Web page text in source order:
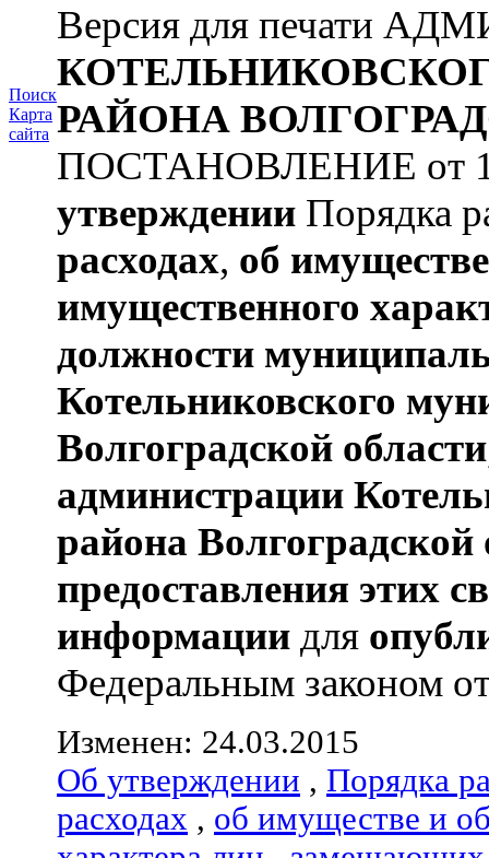
Поиск
Карта
сайта
Версия для печати
РАЙОНА
ПОСТАНОВЛЕНИЕ от
утверждении Порядка
расходах, об
имущественного
должности
Котельниковского
Волгоградской области
администрации
района Волгоградской
предоставления этих
информации для
Федеральным законом
Изменен: 24.03.2015
Об утверждении , Порядка
расходах , об имуществе и